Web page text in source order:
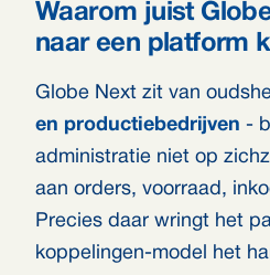
Waarom juist
naar een platform
Globe Next zit van
en productiebedrijven -
administratie niet op
aan orders, voorraad,
Precies daar wringt het
koppelingen-model het